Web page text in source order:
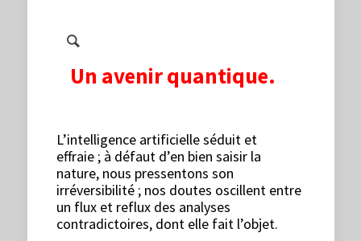
Un avenir quantique.
L’intelligence artificielle séduit et
effraie ; à défaut d’en bien saisir la
nature, nous pressentons son
irréversibilité ; nos doutes oscillent entre
un flux et reflux des analyses
contradictoires, dont elle fait l’objet.